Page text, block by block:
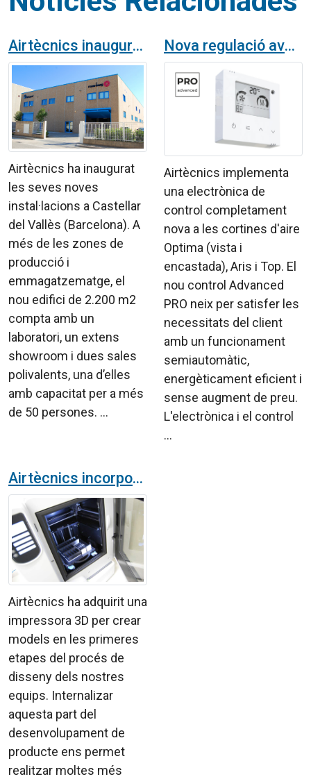
Airtècnics inaugura nova planta de producció de cortines d'aire i ventilació
Airtècnics ha inaugurat
les seves noves
instal·lacions a Castellar
del Vallès (Barcelona). A
més de les zones de
producció i
emmagatzematge, el
nou edifici de 2.200 m2
compta amb un
laboratori, un extens
showroom i dues sales
polivalents, una d’elles
amb capacitat per a més
de 50 persones. ...
Nova regulació avanzada per a cortines d'aire
Airtècnics implementa
una electrònica de
control completament
nova a les cortines d'aire
Optima (vista i
encastada), Aris i Top. El
nou control Advanced
PRO neix per satisfer les
necessitats del client
amb un funcionament
semiautomàtic,
energèticament eficient i
sense augment de preu.
L'electrònica i el control
...
Airtècnics incorpora una impressora 3D al seu equip tecnològic
Airtècnics ha adquirit una
impressora 3D per crear
models en les primeres
etapes del procés de
disseny dels nostres
equips. Internalizar
aquesta part del
desenvolupament de
producte ens permet
realitzar moltes més